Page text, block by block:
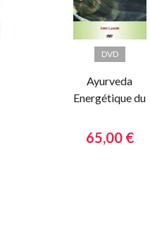
DVD
Ayurveda
Energétique du
Module 3
65,00 €